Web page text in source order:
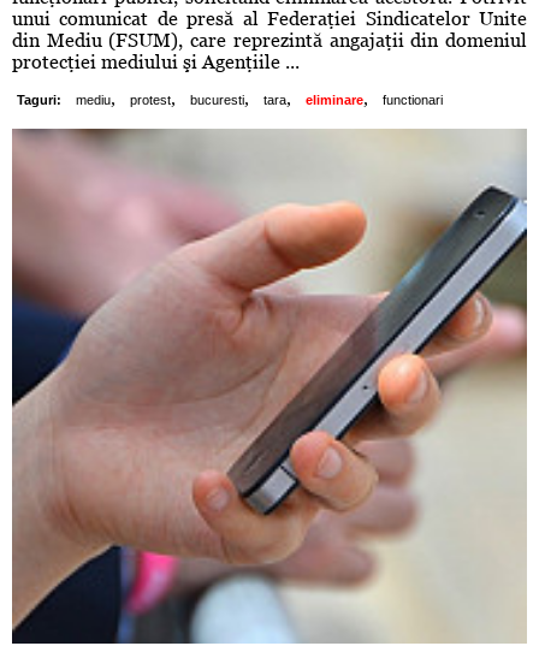
unui comunicat de presă al Federaţiei Sindicatelor Unite
din Mediu (FSUM), care reprezintă angajaţii din domeniul
protecţiei mediului şi Agenţiile ...
Taguri: mediu, protest, bucuresti, tara, eliminare, functionari